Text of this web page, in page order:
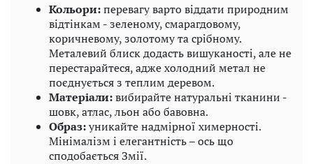
Кольори:перевагу варто віддати природним
відтінкам - зеленому, смарагдовому,
коричневому, золотому та срібному.
Металевий блиск додасть вишуканості, але не
перестарайтеся, адже холодний метал не
поєднується з теплим деревом.
Матеріали:вибирайте натуральні тканини -
шовк, атлас, льон або бавовна.
Образ:уникайте надмірної химерності.
Мінімалізм і елегантність – ось що
сподобається Змії.